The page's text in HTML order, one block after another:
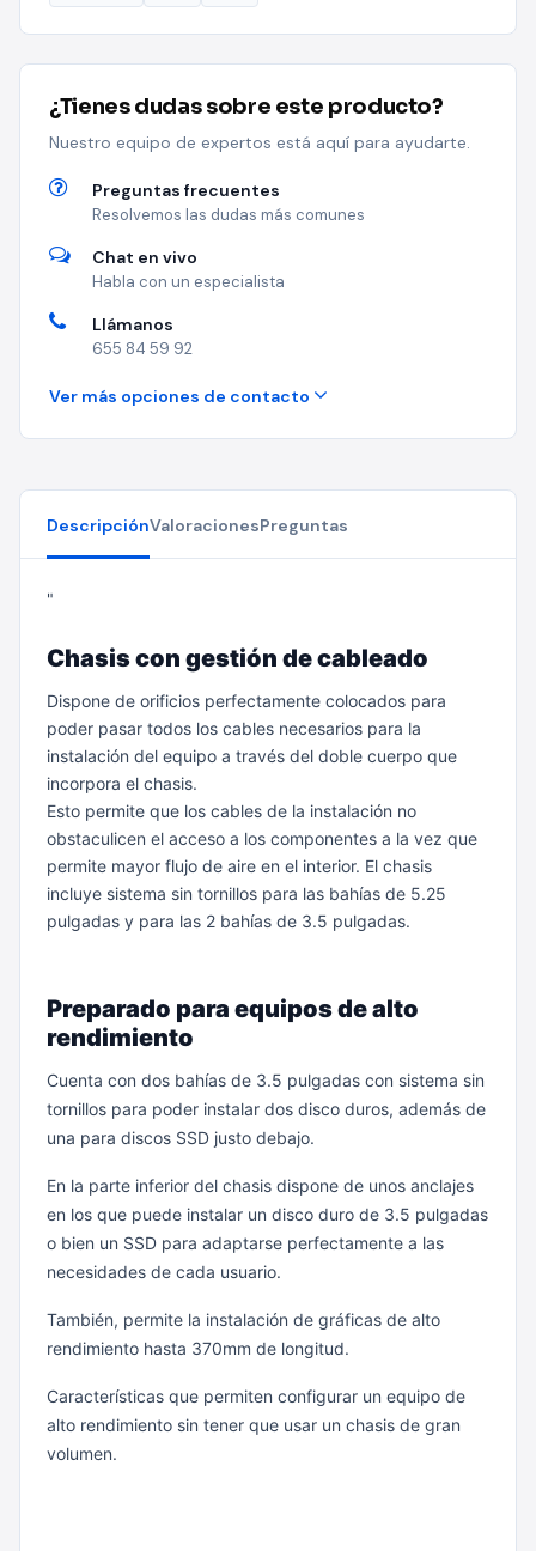
¿Tienes dudas sobre este producto?
Nuestro equipo de expertos está aquí para ayudarte.
Preguntas frecuentes
Resolvemos las dudas más comunes
Chat en vivo
Habla con un especialista
Llámanos
655 84 59 92
Ver más opciones de contacto
DescripciónValoracionesPreguntas
"
Chasis con gestión de cableado
Dispone de orificios perfectamente colocados para
poder pasar todos los cables necesarios para la
instalación del equipo a través del doble cuerpo que
incorpora el chasis.
Esto permite que los cables de la instalación no
obstaculicen el acceso a los componentes a la vez que
permite mayor flujo de aire en el interior. El chasis
incluye sistema sin tornillos para las bahías de 5.25
pulgadas y para las 2 bahías de 3.5 pulgadas.
Preparado para equipos de alto
rendimiento
Cuenta con dos bahías de 3.5 pulgadas con sistema sin
tornillos para poder instalar dos disco duros, además de
una para discos SSD justo debajo.
En la parte inferior del chasis dispone de unos anclajes
en los que puede instalar un disco duro de 3.5 pulgadas
o bien un SSD para adaptarse perfectamente a las
necesidades de cada usuario.
También, permite la instalación de gráficas de alto
rendimiento hasta 370mm de longitud.
Características que permiten configurar un equipo de
alto rendimiento sin tener que usar un chasis de gran
volumen.